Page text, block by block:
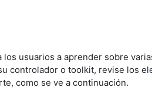
usuarios a aprender sobre
controlador o toolkit, revise los
como se ve a continuación.